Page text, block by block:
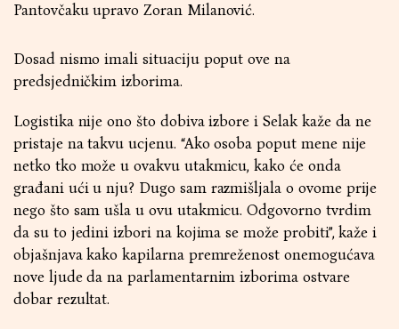
Pantovčaku upravo Zoran Milanović.
Dosad nismo imali situaciju poput ove na
predsjedničkim izborima.
Logistika nije ono što dobiva izbore i Selak kaže da ne
pristaje na takvu ucjenu. “Ako osoba poput mene nije
netko tko može u ovakvu utakmicu, kako će onda
građani ući u nju? Dugo sam razmišljala o ovome prije
nego što sam ušla u ovu utakmicu. Odgovorno tvrdim
da su to jedini izbori na kojima se može probiti”, kaže i
objašnjava kako kapilarna premreženost onemogućava
nove ljude da na parlamentarnim izborima ostvare
dobar rezultat.